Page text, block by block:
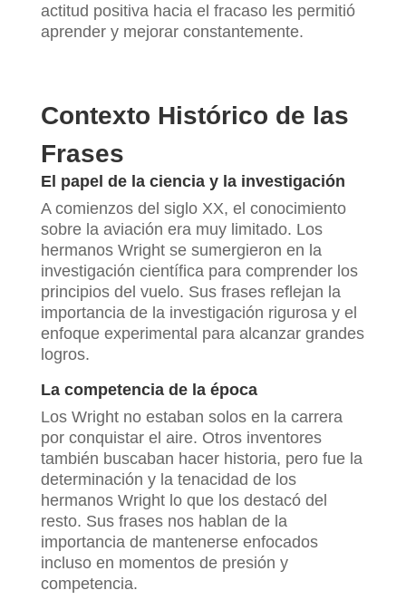
actitud positiva hacia el fracaso les permitió
aprender y mejorar constantemente.
Contexto Histórico de las
Frases
El papel de la ciencia y la investigación
A comienzos del siglo XX, el conocimiento
sobre la aviación era muy limitado. Los
hermanos Wright se sumergieron en la
investigación científica para comprender los
principios del vuelo. Sus frases reflejan la
importancia de la investigación rigurosa y el
enfoque experimental para alcanzar grandes
logros.
La competencia de la época
Los Wright no estaban solos en la carrera
por conquistar el aire. Otros inventores
también buscaban hacer historia, pero fue la
determinación y la tenacidad de los
hermanos Wright lo que los destacó del
resto. Sus frases nos hablan de la
importancia de mantenerse enfocados
incluso en momentos de presión y
competencia.